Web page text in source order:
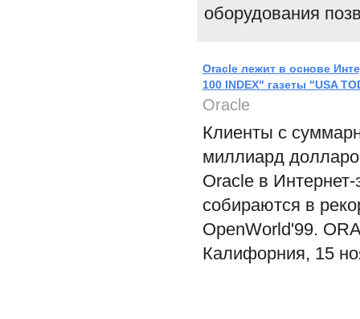
оборудования
Oracle лежит в основе
100 INDEX" газеты "USA
Oracle
Клиенты с
миллиард
Oracle в
собираются в
OpenWorld'99.
Калифорния, 15